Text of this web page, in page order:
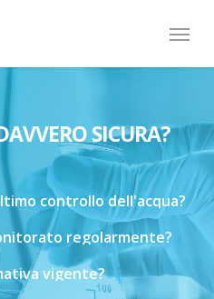
Menu
SICURA?
controllo dell'acqua?
regolarmente?
vigente?